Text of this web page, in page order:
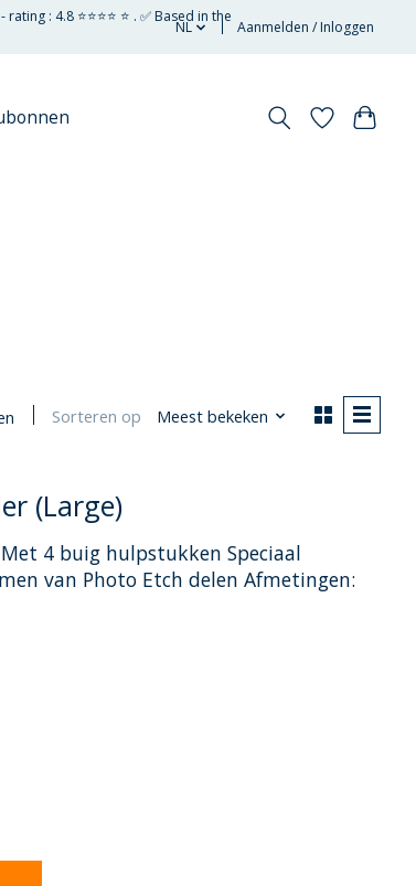
: 4.8 ⭐⭐⭐⭐ ⭐ . ✅ Based in the
NL Aanmelden / Inloggen
Sorteren op Meest bekeken
(Large)
4 buig hulpstukken Speciaal
van Photo Etch delen Afmetingen: